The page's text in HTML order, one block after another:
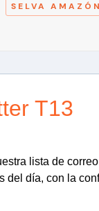
SELVA
T13
lista de
del día, con la